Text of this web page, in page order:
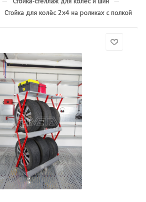
Стойка для колёс 2х4 на роликах с полкой